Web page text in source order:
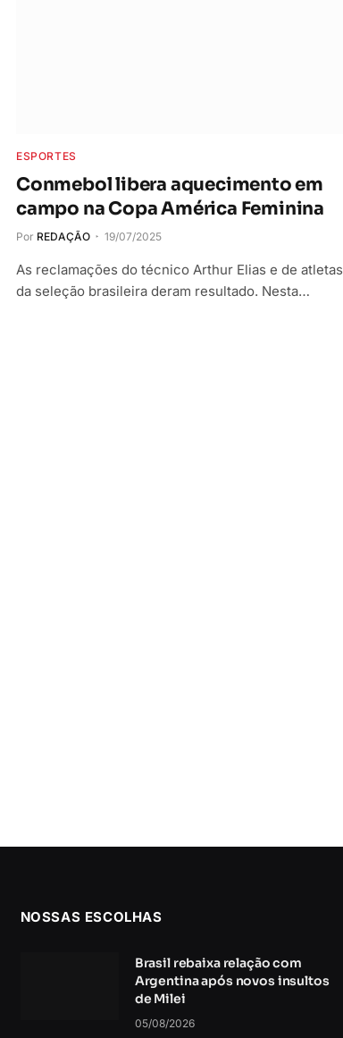
ESPORTES
Conmebol libera aquecimento em
campo na Copa América Feminina
Por REDAÇÃO 19/07/2025
As reclamações do técnico Arthur Elias e de atletas
da seleção brasileira deram resultado. Nesta…
NOSSAS ESCOLHAS
Brasil rebaixa relação com
Argentina após novos insultos
de Milei
05/08/2026